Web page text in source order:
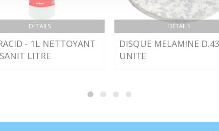
DÉTAILS
- 1L NETTOYANT
LITRE
DÉTAILS
DISQUE MELAMINE
UNITE